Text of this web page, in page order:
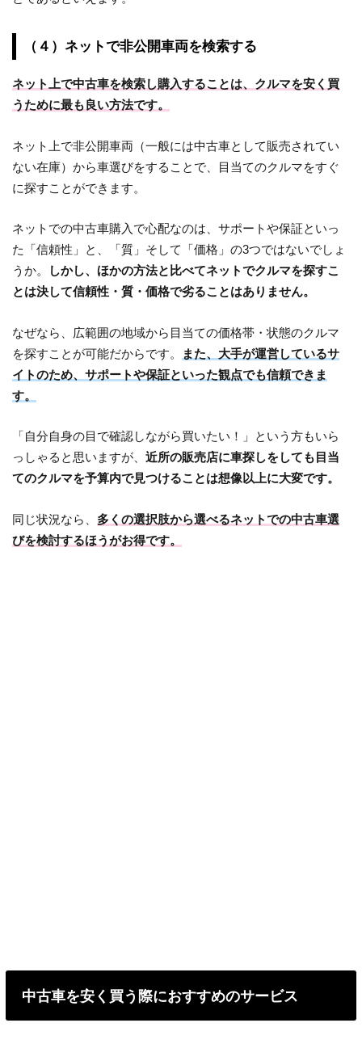
（４）ネットで非公開車両を検索する
ネット上で中古車を検索し購入することは、クルマを安く買
うために最も良い方法です。
ネット上で非公開車両（一般には中古車として販売されてい
ない在庫）から車選びをすることで、目当てのクルマをすぐ
に探すことができます。
ネットでの中古車購入で心配なのは、サポートや保証といっ
た「信頼性」と、「質」そして「価格」の3つではないでしょ
うか。
しかし、ほかの方法と比べてネットでクルマを探すこ
とは決して信頼性・質・価格で劣ることはありません。
なぜなら、広範囲の地域から目当ての価格帯・状態のクルマ
を探すことが可能だからです。
また、大手が運営しているサ
イトのため、サポートや保証といった観点でも信頼できま
す。
「自分自身の目で確認しながら買いたい！」という方もいら
っしゃると思いますが、近所の販売店に車探しをしても目当
てのクルマを予算内で見つけることは想像以上に大変です。
同じ状況なら、 多くの選択肢から選べるネットでの中古車選
びを検討するほうがお得です。
中古車を安く買う際におすすめのサービス